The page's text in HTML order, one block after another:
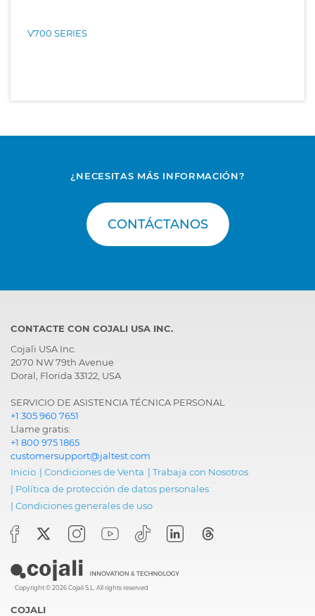
V700 SERIES
¿NECESITAS MÁS INFORMACIÓN?
CONTÁCTANOS
CONTACTE CON COJALI USA INC.
Cojali USA Inc.
2070 NW 79th Avenue
Doral, Florida 33122, USA
SERVICIO DE ASISTENCIA TÉCNICA PERSONAL
+1 305 960 7651
Llame gratis:
+1 800 975 1865
customersupport@jaltest.com
Inicio | Condiciones de Venta | Trabaja con Nosotros
| Política de protección de datos personales
| Condiciones generales de uso
Copyright © 2026 Cojali S.L. All rights reserved
COJALI